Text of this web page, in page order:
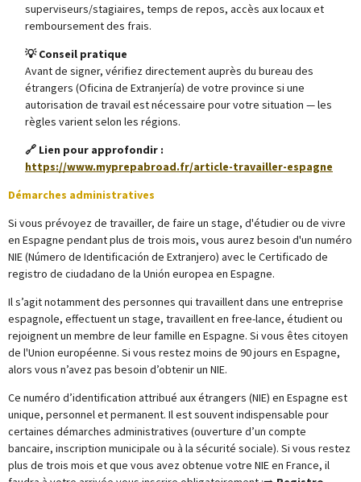
superviseurs/stagiaires, temps de repos, accès aux locaux et
remboursement des frais.
💡 Conseil pratique
Avant de signer, vérifiez directement auprès du bureau des
étrangers (Oficina de Extranjería) de votre province si une
autorisation de travail est nécessaire pour votre situation — les
règles varient selon les régions.
🔗 Lien pour approfondir :
https://www.myprepabroad.fr/article-travailler-espagne
Démarches administratives
Si vous prévoyez de travailler, de faire un stage, d'étudier ou de vivre
en Espagne pendant plus de trois mois, vous aurez besoin d'un numéro
NIE (Número de Identificación de Extranjero) avec le Certificado de
registro de ciudadano de la Unión europea en Espagne.
Il s’agit notamment des personnes qui travaillent dans une entreprise
espagnole, effectuent un stage, travaillent en free-lance, étudient ou
rejoignent un membre de leur famille en Espagne. Si vous êtes citoyen
de l'Union européenne. Si vous restez moins de 90 jours en Espagne,
alors vous n’avez pas besoin d’obtenir un NIE.
Ce numéro d’identification attribué aux étrangers (NIE) en Espagne est
unique, personnel et permanent. Il est souvent indispensable pour
certaines démarches administratives (ouverture d’un compte
bancaire, inscription municipale ou à la sécurité sociale). Si vous restez
plus de trois mois et que vous avez obtenue votre NIE en France, il